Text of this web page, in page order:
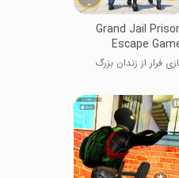
Grand Jail
Escape
فرار از زندان بزرگ